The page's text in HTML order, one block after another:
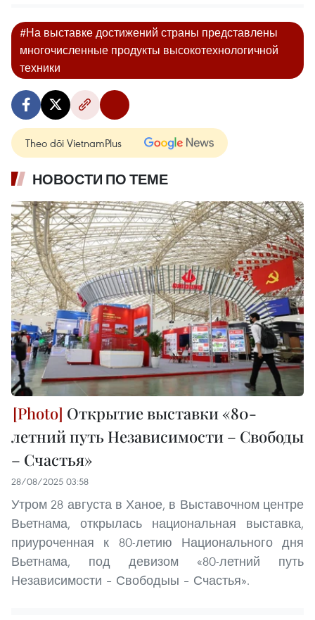
#На выставке достижений страны представлены
многочисленные продукты высокотехнологичной
техники
Theo dõi VietnamPlus
НОВОСТИ ПО ТЕМЕ
Открытие выставки «80-
летний путь Независимости – Свободы
– Счастья»
28/08/2025 03:58
Утром 28 августа в Ханое, в Выставочном центре
Вьетнама, открылась национальная выставка,
приуроченная к 80-летию Национального дня
Вьетнама, под девизом «80-летний путь
Независимости – Свободыы – Счастья».